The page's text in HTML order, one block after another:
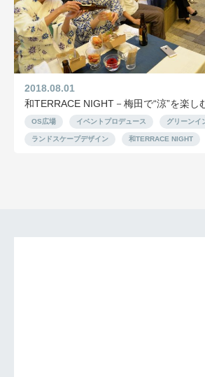
2018.08.01
和TERRACE NIGHT－梅田で“涼”を楽し
OS広場 イベントプロデュース グリーンイ
ランドスケープデザイン 和TERRACE NIGHT